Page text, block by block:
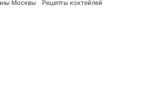
Москвы
Рецепты коктейлей